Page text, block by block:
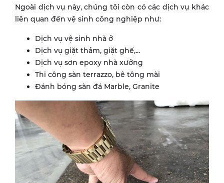
Ngoài dịch vụ này, chúng tôi còn có các dịch vụ khác
liên quan đến vệ sinh công nghiệp như:
Dịch vụ vệ sinh nhà ở
Dịch vụ giặt thảm, giặt ghế,...
Dịch vụ sơn epoxy nhà xưởng
Thi công sàn terrazzo, bê tông mài
Đánh bóng sàn đá Marble, Granite